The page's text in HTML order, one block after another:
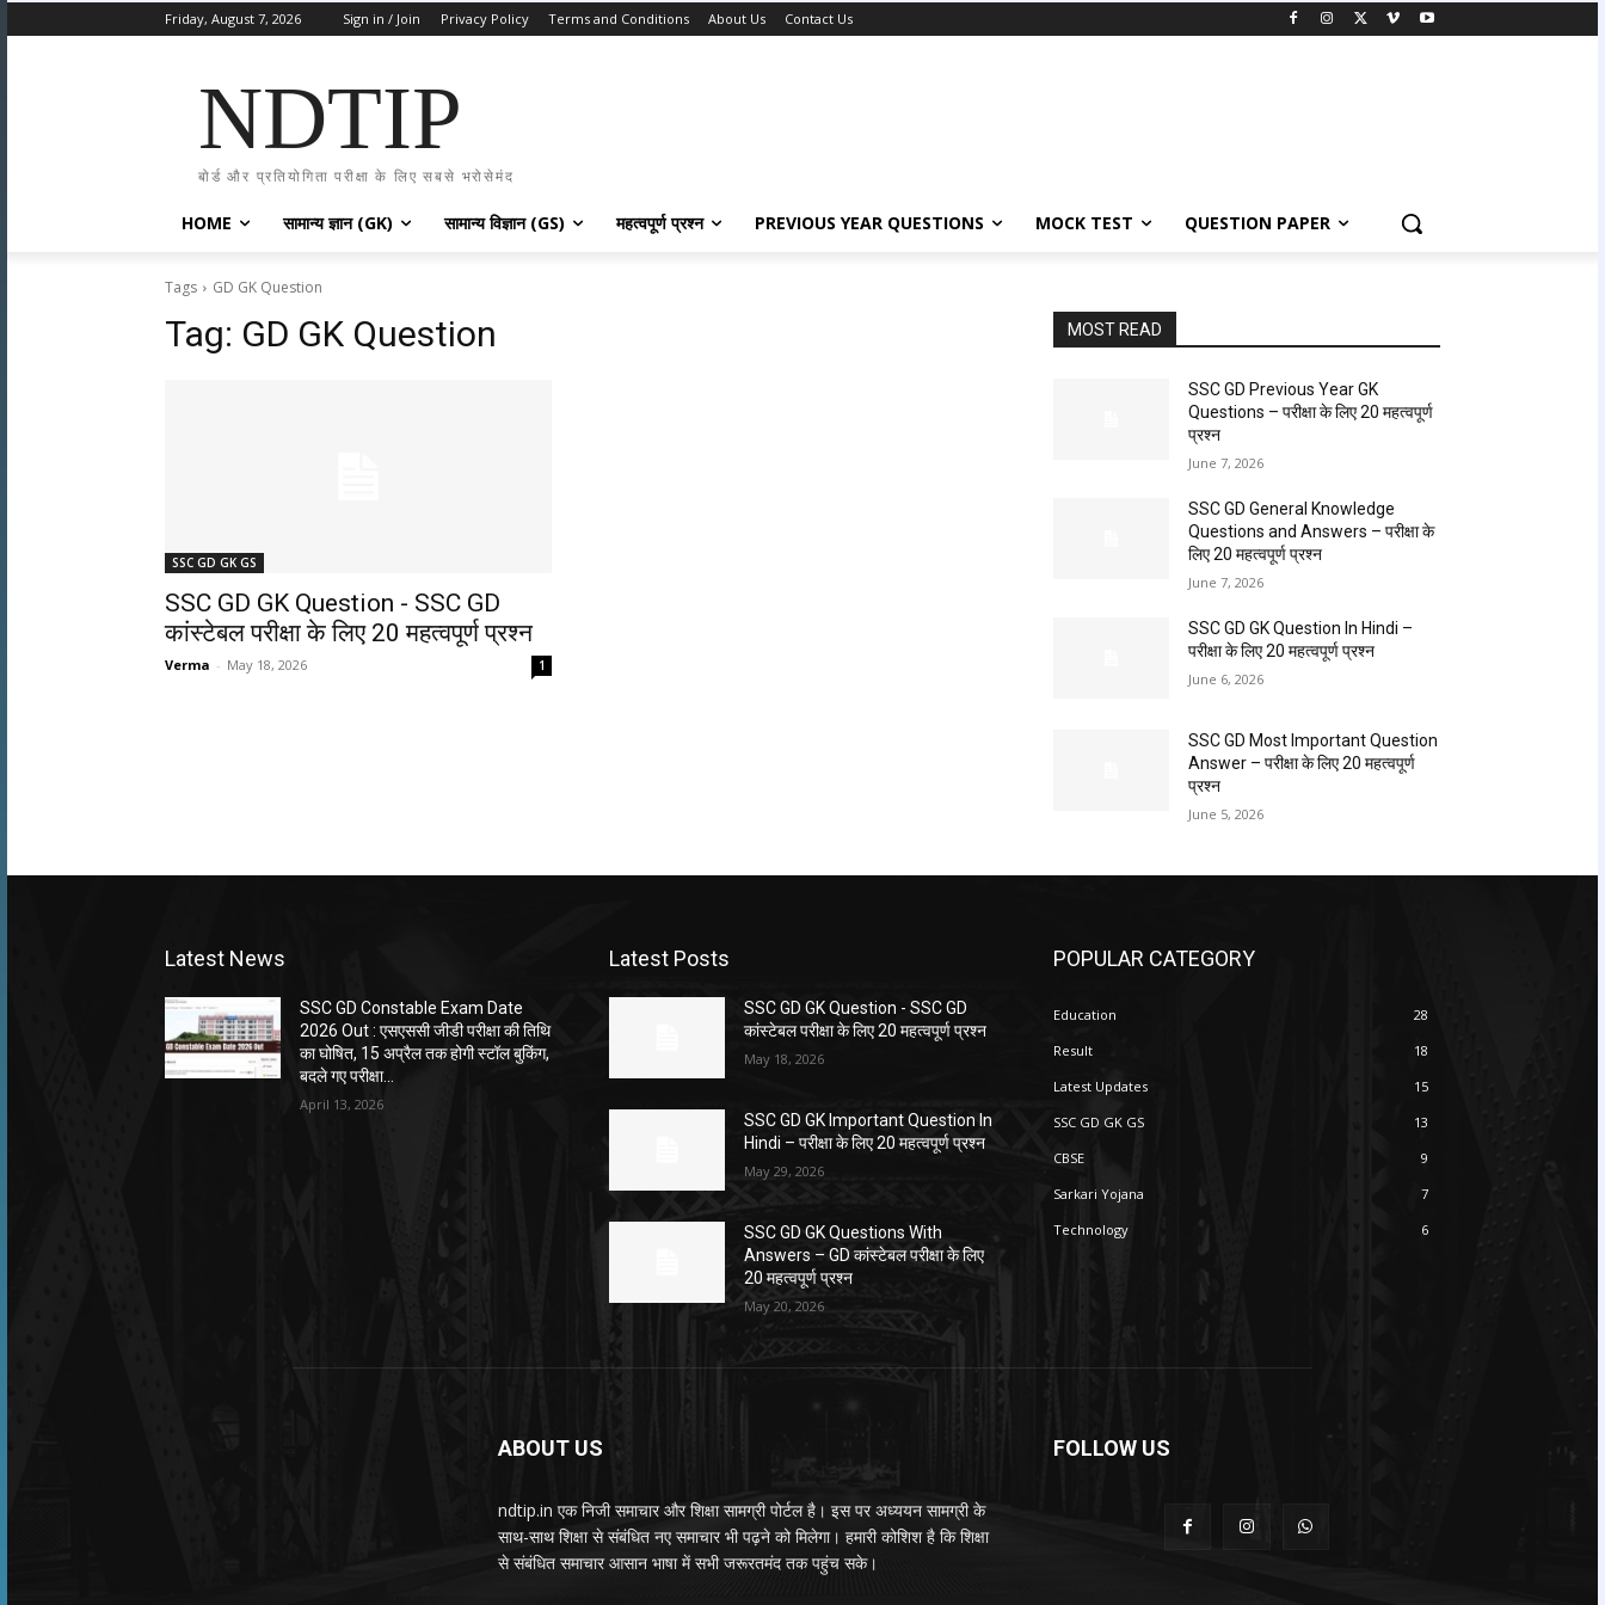
Friday, August 7, 2026 Sign in / Join Privacy Policy Terms and Conditions About Us Contact Us
NDTIP
बोर्ड और प्रतियोगिता परीक्षा के लिए सबसे भरोसेमंद
HOME सामान्य ज्ञान (GK) सामान्य विज्ञान (GS) महत्वपूर्ण प्रश्न PREVIOUS YEAR QUESTION​S MOCK TEST QUESTION PAPER
Tags GD GK Question
Tag: GD GK Question
SSC GD GK GS
SSC GD GK Question ​- SSC GD
कांस्टेबल परीक्षा के लिए 20 महत्वपूर्ण प्रश्न
Verma - May 18, 2026 1
MOST READ
SSC GD Previous Year GK
Questions – परीक्षा के लिए 20 महत्वपूर्ण
प्रश्न
June 7, 2026
SSC GD General Knowledge
Questions and Answers – परीक्षा के
लिए 20 महत्वपूर्ण प्रश्न
June 7, 2026
SSC GD GK Question In Hindi​ –
परीक्षा के लिए 20 महत्वपूर्ण प्रश्न
June 6, 2026
SSC GD Most Important Question
Answer – परीक्षा के लिए 20 महत्वपूर्ण
प्रश्न
June 5, 2026
Latest News
SSC GD Constable Exam Date
2026 Out : एसएससी जीडी परीक्षा की तिथि
का घोषित, 15 अप्रैल तक होगी स्टॉल बुकिंग,
बदले गए परीक्षा...
April 13, 2026
Latest Posts
SSC GD GK Question ​- SSC GD
कांस्टेबल परीक्षा के लिए 20 महत्वपूर्ण प्रश्न
May 18, 2026
SSC GD GK Important Question In
Hindi – परीक्षा के लिए 20 महत्वपूर्ण प्रश्न
May 29, 2026
SSC GD GK Questions With
Answers – GD कांस्टेबल परीक्षा के लिए
20 महत्वपूर्ण प्रश्न
May 20, 2026
POPULAR CATEGORY
Education
28
Result
18
Latest Updates
15
SSC GD GK GS
13
CBSE
9
Sarkari Yojana
7
Technology
6
ABOUT US
ndtip.in एक निजी समाचार और शिक्षा सामग्री पोर्टल है। इस पर अध्ययन सामग्री के
साथ-साथ शिक्षा से संबंधित नए समाचार भी पढ़ने को मिलेगा। हमारी कोशिश है कि शिक्षा
से संबंधित समाचार आसान भाषा में सभी जरूरतमंद तक पहुंच सके।
FOLLOW US